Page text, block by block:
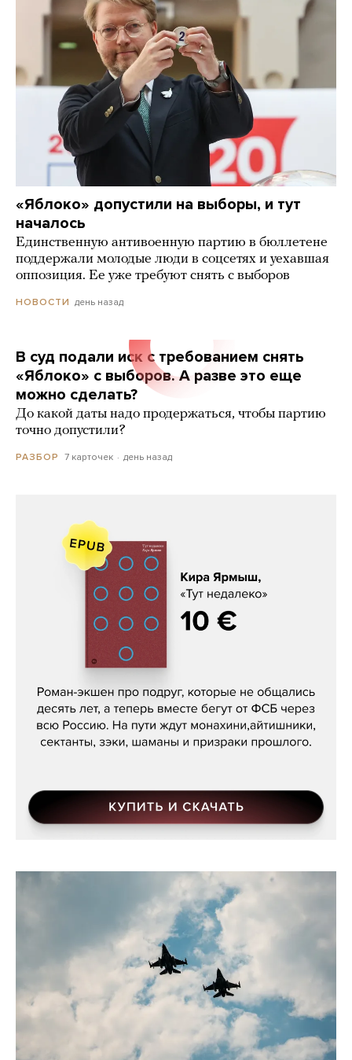
«Яблоко» допустили на выборы, и тут
началось
Единственную антивоенную партию в бюллетене
поддержали молодые люди в соцсетях и уехавшая
оппозиция. Ее уже требуют снять с выборов
НОВОСТИ день назад
В суд подали иск с требованием снять
«Яблоко» с выборов. А разве это еще
можно сделать?
До какой даты надо продержаться, чтобы партию
точно допустили?
РАЗБОР 7 карточек день назад
Кира Ярмыш, «Тут недалеко»